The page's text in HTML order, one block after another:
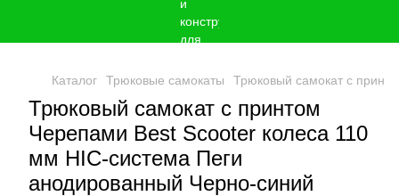
Каталог Трюковые самокаты Трюковый самокат с
Трюковый самокат с принтом
Черепами Best Scooter колеса 110
мм HIC-система Пеги
анодированный Черно-синий